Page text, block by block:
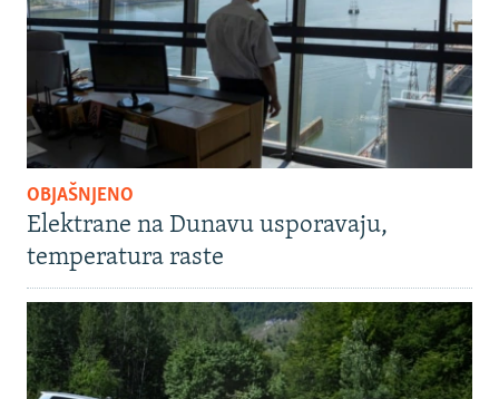
OBJAŠNJENO
Elektrane na Dunavu usporavaju,
temperatura raste